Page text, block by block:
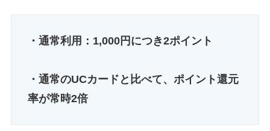
・通常利用：1,000円につき2ポイント
・通常のUCカードと比べて、ポイント還元
率が常時2倍